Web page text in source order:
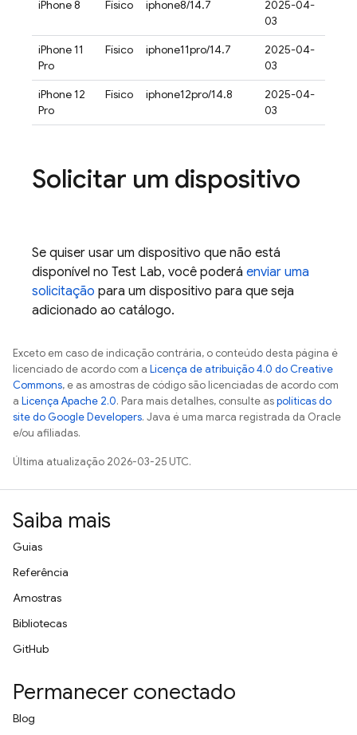
iPhone 8
Físico iphone8/14.7
2025-04-
03
iPhone 11
Pro
Físico iphone11pro/14.7
2025-04-
03
iPhone 12
Pro
Físico iphone12pro/14.8
2025-04-
03
Solicitar um dispositivo
Se quiser usar um dispositivo que não está
disponível no Test Lab, você poderá enviar uma
solicitação para um dispositivo para que seja
adicionado ao catálogo.
Exceto em caso de indicação contrária, o conteúdo desta página é
licenciado de acordo com a Licença de atribuição 4.0 do Creative
Commons, e as amostras de código são licenciadas de acordo com
a Licença Apache 2.0. Para mais detalhes, consulte aspolíticas do
site do Google Developers. Java é uma marca registrada da Oracle
e/ou afiliadas.
Última atualização 2026-03-25 UTC.
Saiba mais
Guias
Referência
Amostras
Bibliotecas
GitHub
Permanecer conectado
Blog